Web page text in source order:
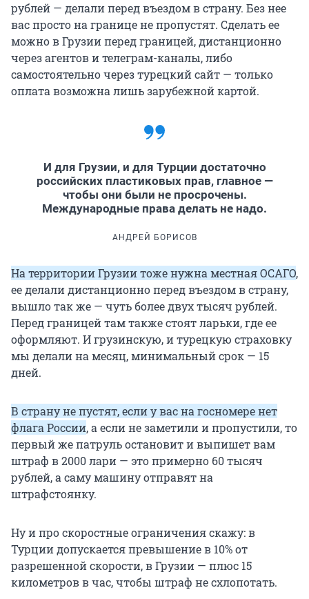
рублей — делали перед въездом в страну. Без нее
вас просто на границе не пропустят. Сделать ее
можно в Грузии перед границей, дистанционно
через агентов и телеграм-каналы, либо
самостоятельно через турецкий сайт — только
оплата возможна лишь зарубежной картой.
И для Грузии, и для Турции достаточно
российских пластиковых прав, главное —
чтобы они были не просрочены.
Международные права делать не надо.
АНДРЕЙ БОРИСОВ
На территории Грузии тоже нужна местная ОСАГО,
ее делали дистанционно перед въездом в страну,
вышло так же — чуть более двух тысяч рублей.
Перед границей там также стоят ларьки, где ее
оформляют. И грузинскую, и турецкую страховку
мы делали на месяц, минимальный срок — 15
дней.
В страну не пустят, если у вас на госномере нет
флага России, а если не заметили и пропустили, то
первый же патруль остановит и выпишет вам
штраф в 2000 лари — это примерно 60 тысяч
рублей, а саму машину отправят на
штрафстоянку.
Ну и про скоростные ограничения скажу: в
Турции допускается превышение в 10% от
разрешенной скорости, в Грузии — плюс 15
километров в час, чтобы штраф не схлопотать.